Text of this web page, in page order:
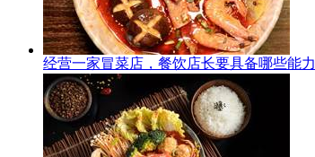
经营一家冒菜店，餐饮店长要具备哪些能力